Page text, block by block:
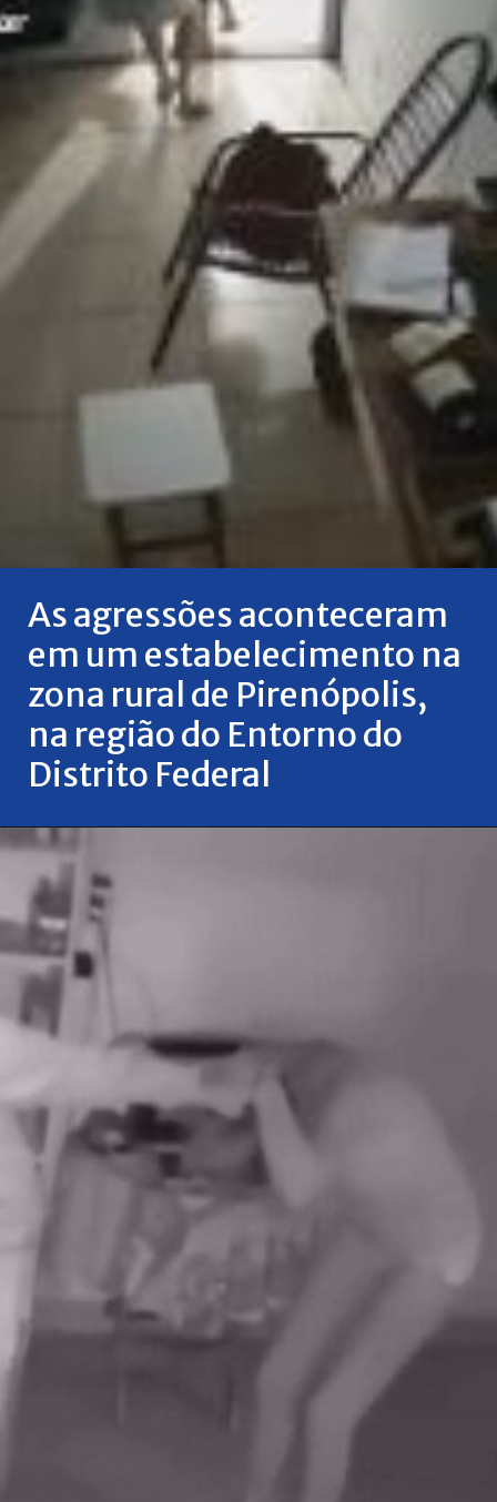
As agressões aconteceram
em um estabelecimento na
zona rural de Pirenópolis,
na região do Entorno do
Distrito Federal